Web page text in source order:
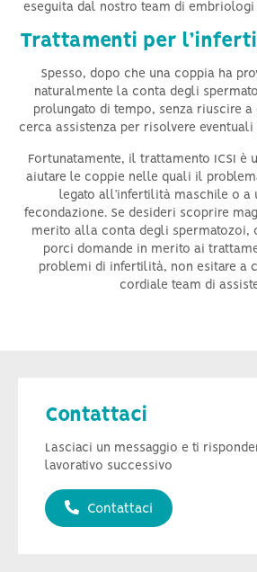
eseguita dal nostro team di
Trattamenti per
Spesso, dopo che una coppia ha
naturalmente la conta degli
prolungato di tempo, senza riuscire
cerca assistenza per risolvere
Fortunatamente, il trattamento ICSI è
aiutare le coppie nelle quali il
legato all’infertilità maschile o a
fecondazione. Se desideri scoprire
merito alla conta degli spermatozoi,
porci domande in merito ai
problemi di infertilità, non esitare a
cordiale team di
Contattaci
Lasciaci un messaggio e ti
lavorativo successivo
Contattaci